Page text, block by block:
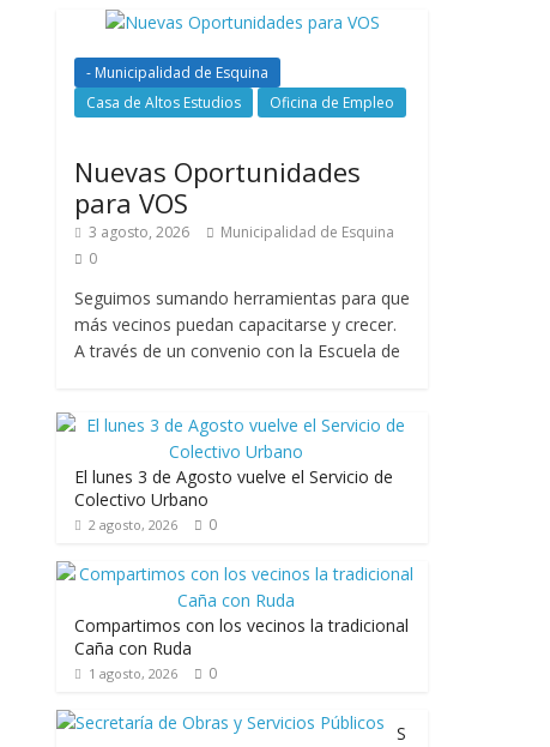
- Municipalidad de Esquina
Casa de Altos Estudios
Oficina de Empleo
Nuevas Oportunidades
para VOS
3 agosto, 2026
Municipalidad de Esquina
0
Seguimos sumando herramientas para que
más vecinos puedan capacitarse y crecer.
A través de un convenio con la Escuela de
El lunes 3 de Agosto vuelve el Servicio de
Colectivo Urbano
2 agosto, 2026 0
Compartimos con los vecinos la tradicional
Caña con Ruda
1 agosto, 2026 0
S